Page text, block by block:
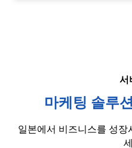
서
마케팅 솔루
일본에서 비즈니스를 성